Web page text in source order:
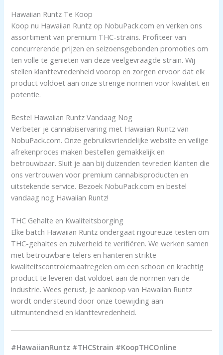
Hawaiian Runtz Te Koop
Koop nu Hawaiian Runtz op NobuPack.com en verken ons
assortiment van premium THC-strains. Profiteer van
concurrerende prijzen en seizoensgebonden promoties om
ten volle te genieten van deze veelgevraagde strain. Wij
stellen klanttevredenheid voorop en zorgen ervoor dat elk
product voldoet aan onze strenge normen voor kwaliteit en
potentie.
Bestel Hawaiian Runtz Vandaag Nog
Verbeter je cannabiservaring met Hawaiian Runtz van
NobuPack.com. Onze gebruiksvriendelijke website en veilige
afrekenproces maken bestellen gemakkelijk en
betrouwbaar. Sluit je aan bij duizenden tevreden klanten die
ons vertrouwen voor premium cannabisproducten en
uitstekende service. Bezoek NobuPack.com en bestel
vandaag nog Hawaiian Runtz!
THC Gehalte en Kwaliteitsborging
Elke batch Hawaiian Runtz ondergaat rigoureuze testen om
THC-gehaltes en zuiverheid te verifiëren. We werken samen
met betrouwbare telers en hanteren strikte
kwaliteitscontrolemaatregelen om een schoon en krachtig
product te leveren dat voldoet aan de normen van de
industrie. Wees gerust, je aankoop van Hawaiian Runtz
wordt ondersteund door onze toewijding aan
uitmuntendheid en klanttevredenheid.
#HawaiianRuntz #THCStrain #KoopTHCOnline